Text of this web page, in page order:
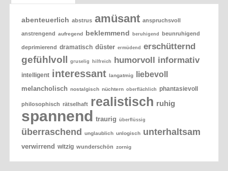
abenteuerlich abstrus amüsant anspruchsvoll
anstrengend aufregend beklemmend beruhigend beunruhigend
deprimierend dramatisch düster ermüdend erschütternd
gefühlvoll gruselig hilfreich humorvoll informativ
intelligent interessant langatmig liebevoll
melancholisch nostalgisch nüchtern oberflächlich phantasievoll
philosophisch rätselhaft realistisch ruhig
spannend traurig überflüssig
überraschend unglaublich unlogisch unterhaltsam
verwirrend witzig wunderschön zornig